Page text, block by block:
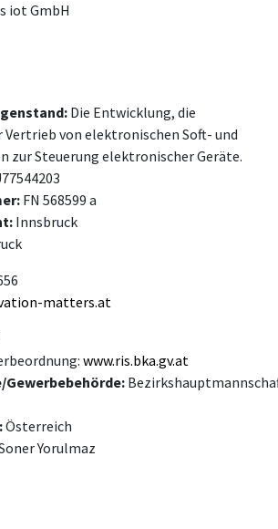
iot GmbH
Die Entwicklung, die
Vertrieb von elektronischen Soft- und
zur Steuerung elektronischer Geräte.
FN 568599 a
Innsbruck
matters.at
www.ris.bka.gv.at
Österreich
Yorulmaz